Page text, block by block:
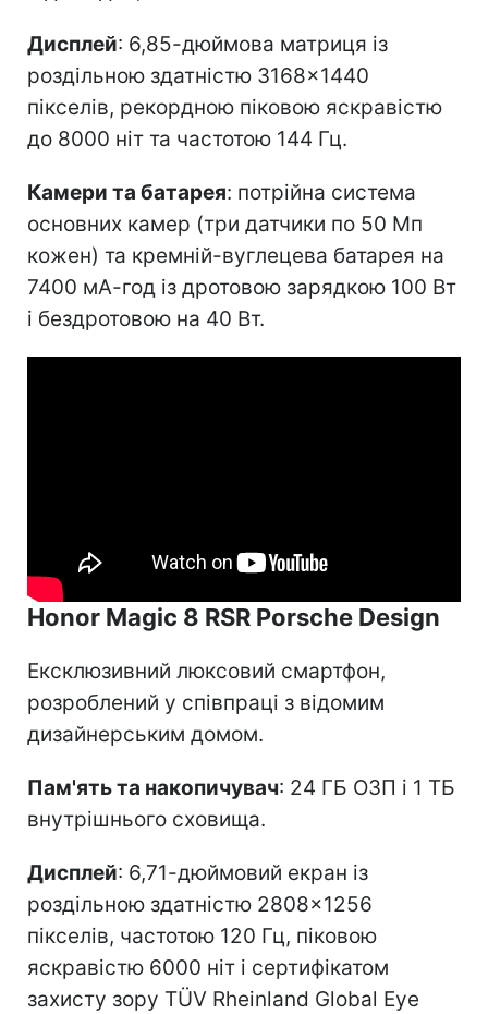
Дисплей: 6,85-дюймова матриця із
роздільною здатністю 3168×1440
пікселів, рекордною піковою яскравістю
до 8000 ніт та частотою 144 Гц.
Камери та батарея: потрійна система
основних камер (три датчики по 50 Мп
кожен) та кремній-вуглецева батарея на
7400 мА-год із дротовою зарядкою 100 Вт
і бездротовою на 40 Вт.
Honor Magic 8 RSR Porsche Design
Ексклюзивний люксовий смартфон,
розроблений у співпраці з відомим
дизайнерським домом.
Пам'ять та накопичувач: 24 ГБ ОЗП і 1 ТБ
внутрішнього сховища.
Дисплей: 6,71-дюймовий екран із
роздільною здатністю 2808×1256
пікселів, частотою 120 Гц, піковою
яскравістю 6000 ніт і сертифікатом
захисту зору TÜV Rheinland Global Eye